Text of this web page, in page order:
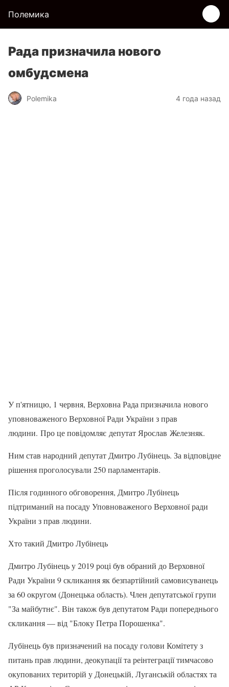
Полемика
Рада призначила нового
омбудсмена
Polemika 4 года назад
У п'ятницю, 1 червня, Верховна Рада призначила нового
уповноваженого Верховної Ради України з прав
людини. Про це повідомляє депутат Ярослав Железняк.
Ним став народний депутат Дмитро Лубінець. За відповідне
рішення проголосували 250 парламентарів.
Після годинного обговорення, Дмитро Лубінець
підтриманий на посаду Уповноваженого Верховної ради
України з прав людини.
Хто такий Дмитро Лубінець
Дмитро Лубінець у 2019 році був обраний до Верховної
Ради України 9 скликання як безпартійний самовисуванець
за 60 округом (Донецька область). Член депутатської групи
"За майбутнє". Він також був депутатом Ради попереднього
скликання — від "Блоку Петра Порошенка".
Лубінець був призначений на посаду голови Комітету з
питань прав людини, деокупації та реінтеграції тимчасово
окупованих територій у Донецькій, Луганській областях та